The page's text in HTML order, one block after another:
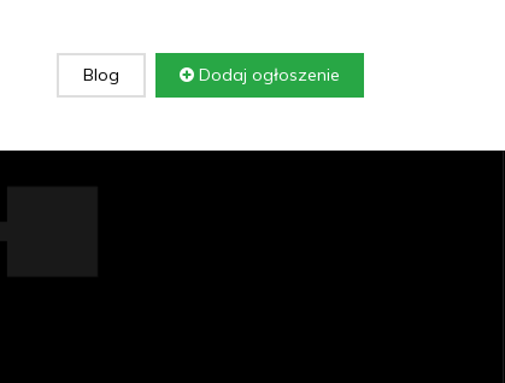
Blog Dodaj ogłoszenie